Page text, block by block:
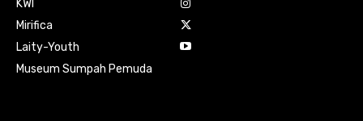
KWI
Mirifica
Laity-Youth
Museum Sumpah Pemuda